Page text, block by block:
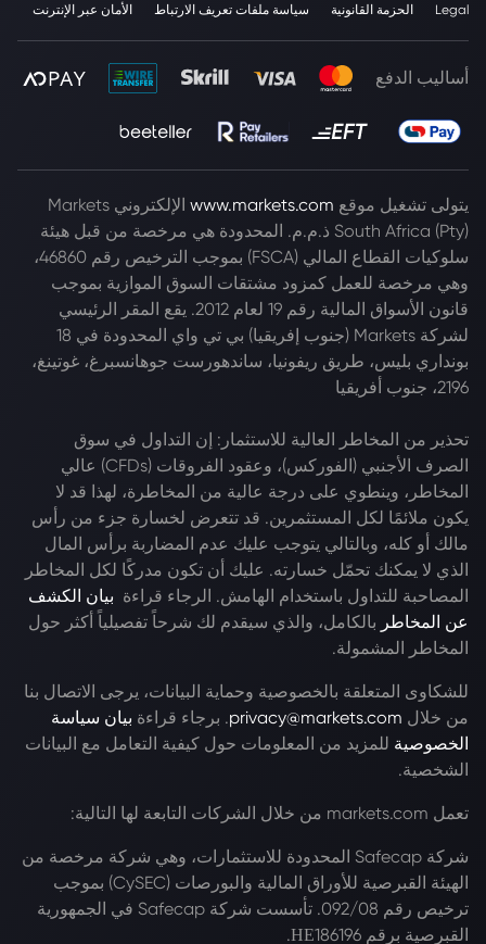
Legal الحزمة القانونية سياسة ملفات تعريف الارتباط الأمان عبر الإنترنت
أساليب الدفع
يتولى تشغيل موقع www.markets.com
الإلكتروني Markets
South Africa (Pty) ذ.م.م. المحدودة هي مرخصة من قبل هيئة
سلوكيات القطاع المالي (FSCA) بموجب الترخيص رقم 46860،
وهي مرخصة للعمل كمزود مشتقات السوق الموازية بموجب
قانون الأسواق المالية رقم 19 لعام 2012. يقع المقر الرئيسي
لشركة Markets (جنوب إفريقيا) بي تي واي المحدودة في 18
بونداري بليس، طريق ريفونيا، ساندهورست جوهانسبرغ، غوتينغ،
2196، جنوب أفريقيا
تحذير من المخاطر العالية للاستثمار: إن التداول في سوق
الصرف الأجنبي (الفوركس)، وعقود الفروقات (CFDs) عالي
المخاطر، وينطوي على درجة عالية من المخاطرة، لهذا قد لا
يكون ملائمًا لكل المستثمرين. قد تتعرض لخسارة جزء من رأس
مالك أو كله، وبالتالي يتوجب عليك عدم المضاربة برأس المال
الذي لا يمكنك تحمّل خسارته. عليك أن تكون مدركًا لكل المخاطر
المصاحبة للتداول باستخدام الهامش. الرجاء قراءة بيان الكشف
عن المخاطر بالكامل، والذي سيقدم لك شرحاً تفصيلياً أكثر حول
المخاطر المشمولة.
للشكاوى المتعلقة بالخصوصية وحماية البيانات، يرجى الاتصال بنا
من خلال privacy@markets.com. برجاء قراءة بيان سياسة
الخصوصية للمزيد من المعلومات حول كيفية التعامل مع البيانات
الشخصية.
تعمل markets.com من خلال الشركات التابعة لها التالية:
شركة Safecap المحدودة للاستثمارات، وهي شركة مرخصة من
الهيئة القبرصية للأوراق المالية والبورصات (CySEC) بموجب
ترخيص رقم 092/08. تأسست شركة Safecap في الجمهورية
القبرصية برقم ΗΕ186196.